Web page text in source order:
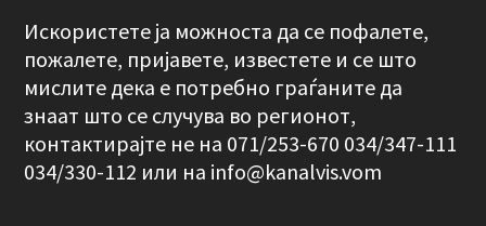
Искористете ја можноста да се пофалете,
пожалете, пријавете, известете и се што
мислите дека е потребно граѓаните да
знаат што се случува во регионот,
контактирајте не на 071/253-670 034/347-111
034/330-112 или на info@kanalvis.vom